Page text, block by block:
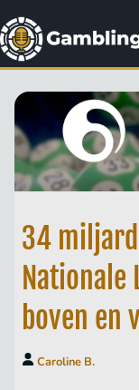
34
boven en
Caroline B.